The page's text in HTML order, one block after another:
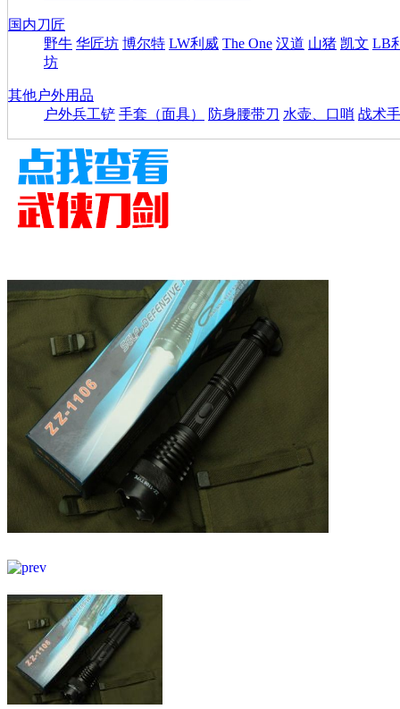
国内刀匠
野牛 华匠坊 博尔特 LW利威 The One 汉道 山猪 凯文 LB
坊
其他户外用品
户外兵工铲 手套（面具） 防身腰带刀 水壶、口哨 战术